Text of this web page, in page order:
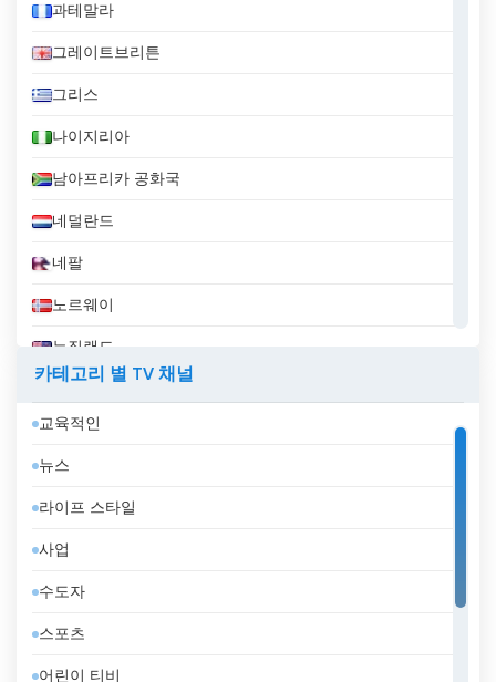
과테말라
그레이트브리튼
그리스
나이지리아
남아프리카 공화국
네덜란드
네팔
노르웨이
뉴질랜드
대한민국
덴마크
도미니카 공화국
독일
라트비아
러시아
카테고리 별 TV 채널
교육적인
뉴스
라이프 스타일
사업
수도자
스포츠
어린이 티비